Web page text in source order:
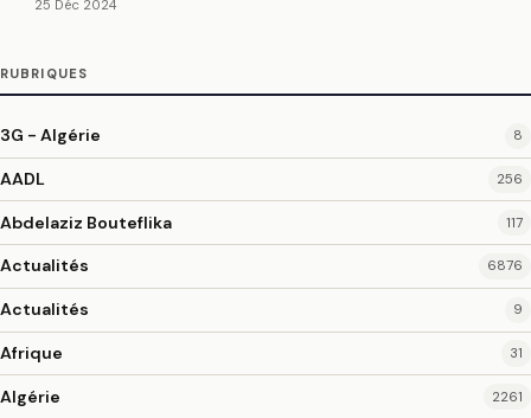
25 Déc 2024
RUBRIQUES
3G - Algérie 8
AADL 256
Abdelaziz Bouteflika 117
Actualités 6876
Actualités 9
Afrique 31
Algérie 2261